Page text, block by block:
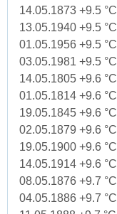
14.05.1873 +9.5 °C
13.05.1940 +9.5 °C
01.05.1956 +9.5 °C
03.05.1981 +9.5 °C
14.05.1805 +9.6 °C
01.05.1814 +9.6 °C
19.05.1845 +9.6 °C
02.05.1879 +9.6 °C
19.05.1900 +9.6 °C
14.05.1914 +9.6 °C
08.05.1876 +9.7 °C
04.05.1886 +9.7 °C